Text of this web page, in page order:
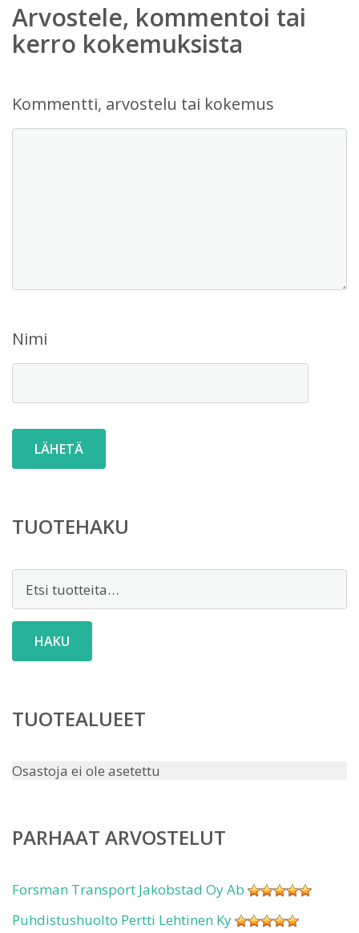
Arvostele, kommentoi tai
kerro kokemuksista
Kommentti, arvostelu tai kokemus
Nimi
TUOTEHAKU
HAKU
TUOTEALUEET
Osastoja ei ole asetettu
PARHAAT ARVOSTELUT
Forsman Transport Jakobstad Oy Ab
Puhdistushuolto Pertti Lehtinen Ky